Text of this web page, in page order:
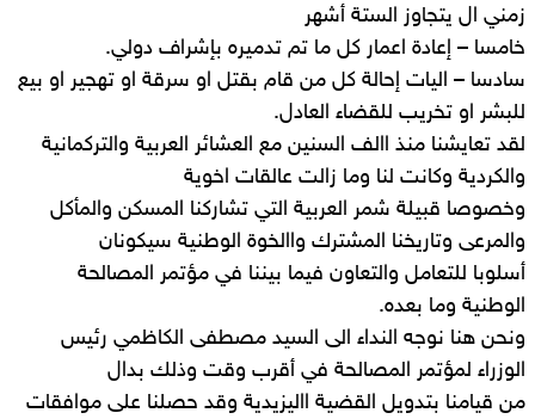
زمني ال يتجاوز الستة أشهر
خامسا – إعادة اعمار كل ما تم تدميره بإشراف دولي.
سادسا – اليات إحالة كل من قام بقتل او سرقة او تهجير او بيع
للبشر او تخريب للقضاء العادل.
لقد تعايشنا منذ االف السنين مع العشائر العربية والتركمانية
والكردية وكانت لنا وما زالت عالقات اخوية
وخصوصا قبيلة شمر العربية التي تشاركنا المسكن والمأكل
والمرعى وتاريخنا المشترك واالخوة الوطنية سيكونان
أسلوبا للتعامل والتعاون فيما بيننا في مؤتمر المصالحة
الوطنية وما بعده.
ونحن هنا نوجه النداء الى السيد مصطفى الكاظمي رئيس
الوزراء لمؤتمر المصالحة في أقرب وقت وذلك بدال
من قيامنا بتدويل القضية االيزيدية وقد حصلنا على موافقات